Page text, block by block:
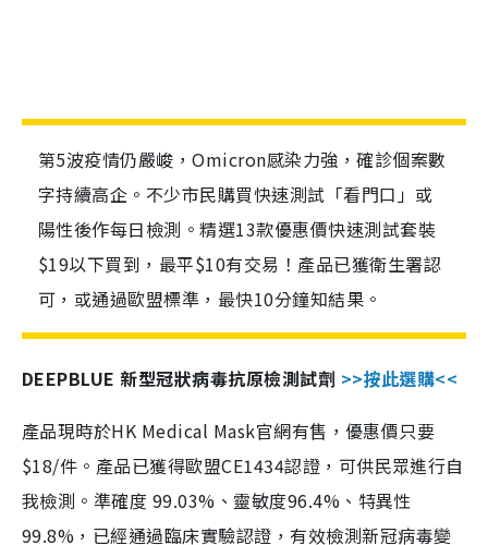
第5波疫情仍嚴峻，Omicron感染力強，確診個案數
字持續高企。不少市民購買快速測試「看門口」或
陽性後作每日檢測。精選13款優惠價快速測試套裝
$19以下買到，最平$10有交易！產品已獲衛生署認
可，或通過歐盟標準，最快10分鐘知結果。
DEEPBLUE 新型冠狀病毒抗原檢測試劑 >>按此選購<<
產品現時於HK Medical Mask官網有售，優惠價只要
$18/件。產品已獲得歐盟CE1434認證，可供民眾進行自
我檢測。準確度 99.03%、靈敏度96.4%、特異性
99.8%，已經通過臨床實驗認證，有效檢測新冠病毒變